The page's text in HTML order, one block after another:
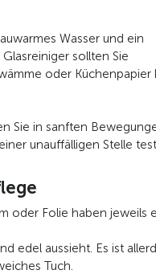
Wasser und ein
sollten Sie
oder
Sie in sanften
unauffälligen Stelle
oder Folie haben jeweils
edel aussieht. Es ist
Tuch.